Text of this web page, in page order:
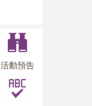
活動預告